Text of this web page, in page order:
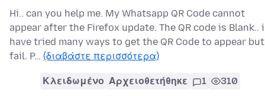
Hi.. can you help me. My Whatsapp QR Code cannot
appear after the Firefox update. The QR code is Blank.. i
have tried many ways to get the QR Code to appear but
fail. P… (διαβάστε περισσότερα)
Κλειδωμένο Αρχειοθετήθηκε 1 310